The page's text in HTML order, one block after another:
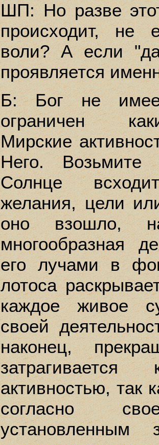
ШП: Но разве
происходит, не
воли? А если
проявляется
Б: Бог не
ограничен
Мирские
Него.
Солнце
желания, цели
оно взошло,
многообразная
его лучами в
лотоса
каждое живое
своей
наконец,
затрагивается
активностью, так
согласно
установленным